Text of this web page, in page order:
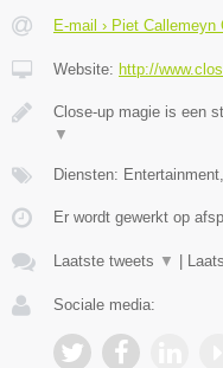
E-mail › Piet Callemeyn
Website: http://
Close-up magie is een
▼
Diensten:
Er wordt gewerkt op
Laatste tweets ▼
Sociale media: